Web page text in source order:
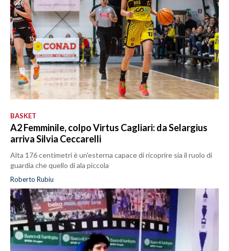
BASKET
A2 Femminile, colpo Virtus Cagliari: da Selargius
arriva Silvia Ceccarelli
Alta 176 centimetri è un'esterna capace di ricoprire sia il ruolo di
guardia che quello di ala piccola
Roberto Rubiu